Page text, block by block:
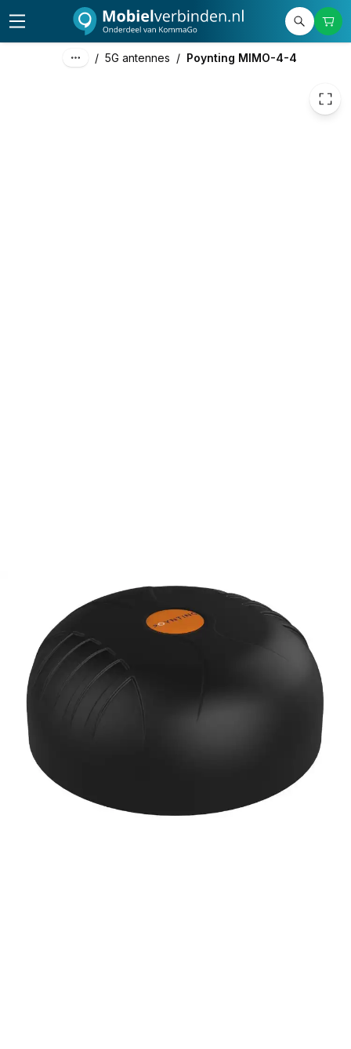
/ 5G antennes / Poynting MIMO-4-4
269,38 excl. btw
325,95 incl. btw